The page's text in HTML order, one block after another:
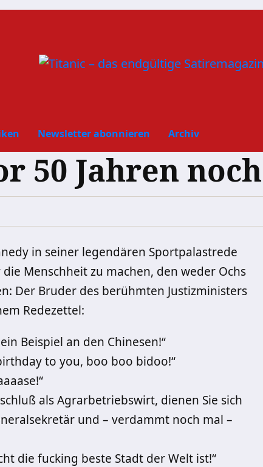
Newsletter abonnieren Archiv
50 Jahren
in seiner legendären Sportpalastrede
Menschheit zu machen, den weder Ochs
Der Bruder des berühmten Justizministers
Redezettel:
Beispiel an den Chinesen!“
to you, boo boo bidoo!“
als Agrarbetriebswirt, dienen Sie sich
und – verdammt noch mal –
die fucking beste Stadt der Welt ist!“